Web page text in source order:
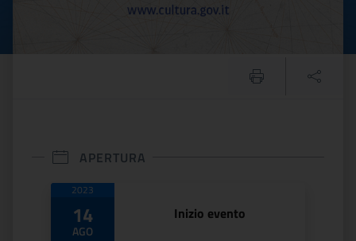
APERTURA
Date di apertura
2023
14
AGO
Inizio evento